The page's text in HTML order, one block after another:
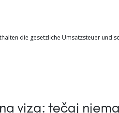
die gesetzliche Umsatzsteuer und
viza: tečaj